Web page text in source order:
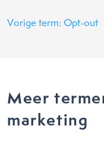
Vorige term: Opt-out
Meer
marketing